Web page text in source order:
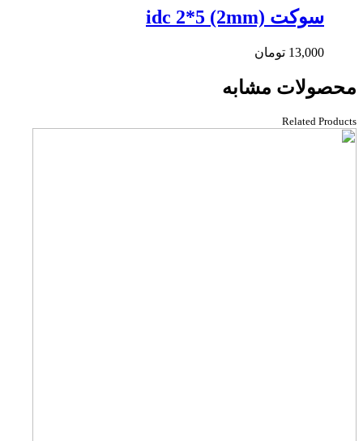
سوکت idc 2*5 (2mm)
13,000 تومان
محصولات مشابه
Related Products